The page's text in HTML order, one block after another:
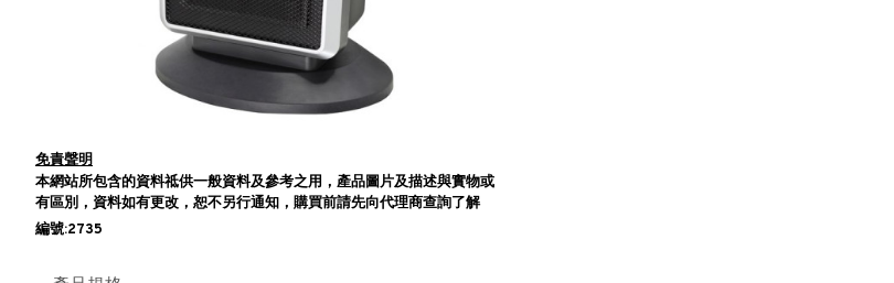
免責聲明
本網站所包含的資料祗供一般資料及參考之用，產品圖片及描述與實物或
有區別，資料如有更改，恕不另行通知，購買前請先向代理商查詢了解
編號:2735